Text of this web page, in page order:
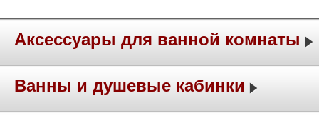
Аксессуары для ванной комнаты
Ванны и душевые кабинки